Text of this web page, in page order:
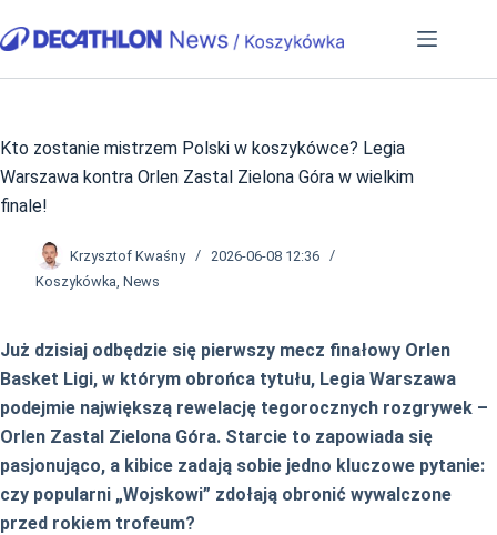
do
Kto zostanie mistrzem Polski w koszykówce? Legia
Warszawa kontra Orlen Zastal Zielona Góra w wielkim
finale!
Krzysztof Kwaśny
2026-06-08 12:36
Koszykówka, News
Już dzisiaj odbędzie się pierwszy mecz finałowy Orlen
Basket Ligi, w którym obrońca tytułu, Legia Warszawa
podejmie największą rewelację tegorocznych rozgrywek –
Orlen Zastal Zielona Góra. Starcie to zapowiada się
pasjonująco, a kibice zadają sobie jedno kluczowe pytanie:
czy popularni „Wojskowi” zdołają obronić wywalczone
przed rokiem trofeum?